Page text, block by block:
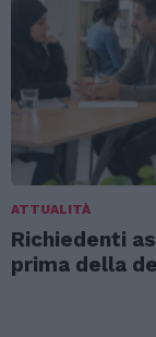
ATTUALITÀ
Richiedenti
prima della